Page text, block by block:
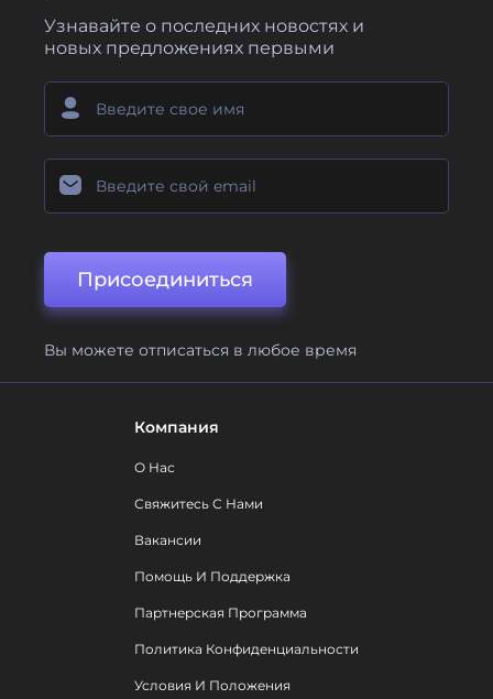
Узнавайте о последних новостях и
новых предложениях первыми
Присоединиться
Вы можете отписаться в любое время
Компания
О Нас
Свяжитесь С Нами
Вакансии
Помощь И Поддержка
Партнерская Программа
Политика Конфиденциальности
Условия И Положения